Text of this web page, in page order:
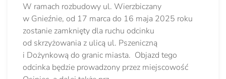
W ramach rozbudowy ul. Wierzbiczany
w Gnieźnie, od 17 marca do 16 maja 2025 roku
zostanie zamknięty dla ruchu odcinku
od skrzyżowania z ulicą ul. Pszeniczną
i Dożynkową do granic miasta. Objazd tego
odcinka będzie prowadzony przez miejscowość